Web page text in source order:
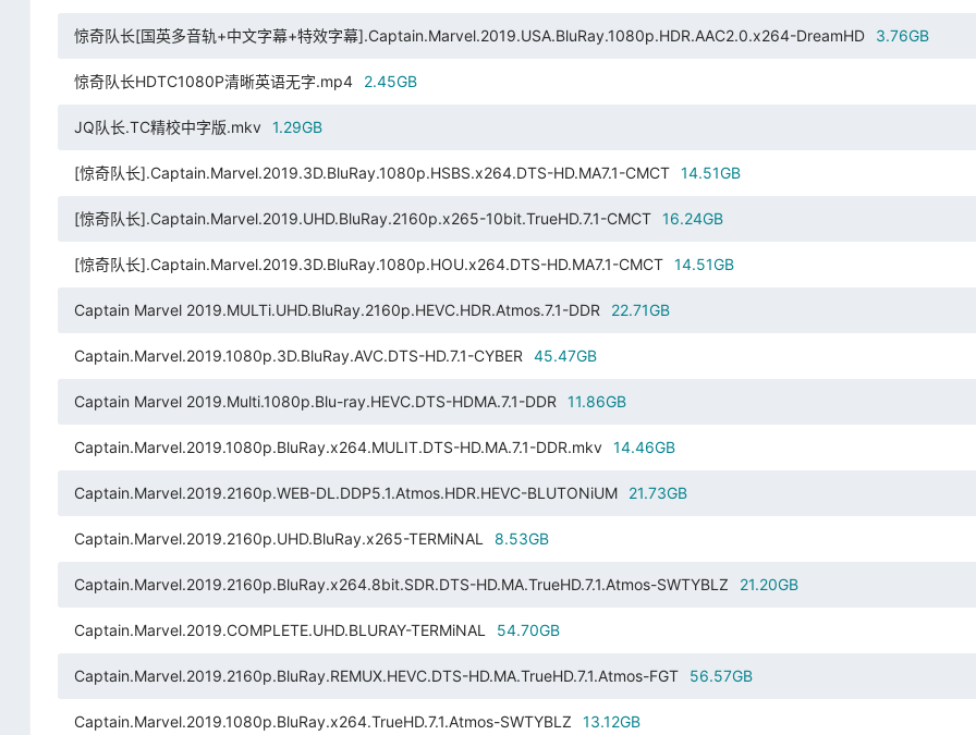
惊奇队长[国英多音轨+中文字幕+特效字幕].Captain.Marvel.2019.USA.BluRay.1080p.HDR.AAC2.0.x264-DreamHD 3.76GB
惊奇队长HDTC1080P清晰英语无字.mp4 2.45GB
JQ队长.TC精校中字版.mkv 1.29GB
[惊奇队长].Captain.Marvel.2019.3D.BluRay.1080p.HSBS.x264.DTS-HD.MA7.1-CMCT 14.51GB
[惊奇队长].Captain.Marvel.2019.UHD.BluRay.2160p.x265-10bit.TrueHD.7.1-CMCT 16.24GB
[惊奇队长].Captain.Marvel.2019.3D.BluRay.1080p.HOU.x264.DTS-HD.MA7.1-CMCT 14.51GB
Captain Marvel 2019.MULTi.UHD.BluRay.2160p.HEVC.HDR.Atmos.7.1-DDR 22.71GB
Captain.Marvel.2019.1080p.3D.BluRay.AVC.DTS-HD.7.1-CYBER 45.47GB
Captain Marvel 2019.Multi.1080p.Blu-ray.HEVC.DTS-HDMA.7.1-DDR 11.86GB
Captain.Marvel.2019.1080p.BluRay.x264.MULIT.DTS-HD.MA.7.1-DDR.mkv 14.46GB
Captain.Marvel.2019.2160p.WEB-DL.DDP5.1.Atmos.HDR.HEVC-BLUTONiUM 21.73GB
Captain.Marvel.2019.2160p.UHD.BluRay.x265-TERMiNAL 8.53GB
Captain.Marvel.2019.2160p.BluRay.x264.8bit.SDR.DTS-HD.MA.TrueHD.7.1.Atmos-SWTYBLZ 21.20GB
Captain.Marvel.2019.COMPLETE.UHD.BLURAY-TERMiNAL 54.70GB
Captain.Marvel.2019.2160p.BluRay.REMUX.HEVC.DTS-HD.MA.TrueHD.7.1.Atmos-FGT 56.57GB
Captain.Marvel.2019.1080p.BluRay.x264.TrueHD.7.1.Atmos-SWTYBLZ 13.12GB